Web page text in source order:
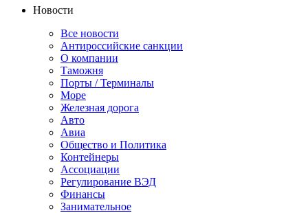
Новости
Все новости
Антироссийские санкции
О компании
Таможня
Порты / Терминалы
Море
Железная дорога
Авто
Авиа
Общество и Политика
Контейнеры
Ассоциации
Регулирование ВЭД
Финансы
Занимательное